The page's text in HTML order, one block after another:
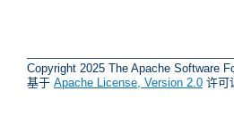
Copyright 2025 The Apache Software
基于 Apache License, Version 2.0 许可